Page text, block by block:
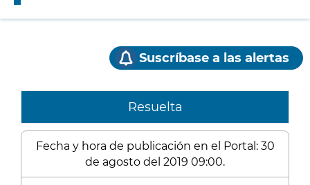
Suscríbase a las alertas
Resuelta
Fecha y hora de publicación en el Portal: 30
de agosto del 2019 09:00.